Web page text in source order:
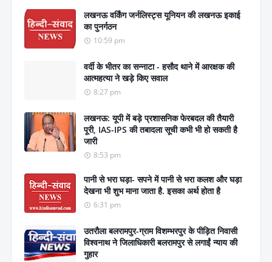
लखनऊ वर्किंग जर्नलिस्ट्स यूनियन की लखनऊ इकाई
का पुनर्गठन
10:59 pm
वर्दी के भीतर का सन्नाटा - हसौद थाने में आरक्षक की
आत्महत्या ने खड़े किए सवाल
8:27 pm
लखनऊ: यूपी में बड़े प्रशासनिक फेरबदल की तैयारी
पूरी, IAS-IPS की तबादला सूची कभी भी हो सकती है
जारी
8:53 pm
पानी से भरा घड़ा- सपने में पानी से भरा कलश और घड़ा
देखना भी शुभ माना जाता है. इसका अर्थ होता है
6:31 pm
उतरौला बलरामपुर-ग्राम विशम्भरपुर के पीड़ित निवासी
विश्वनाथ ने जिलाधिकारी बलरामपुर से लगाईं न्याय की
गुहार